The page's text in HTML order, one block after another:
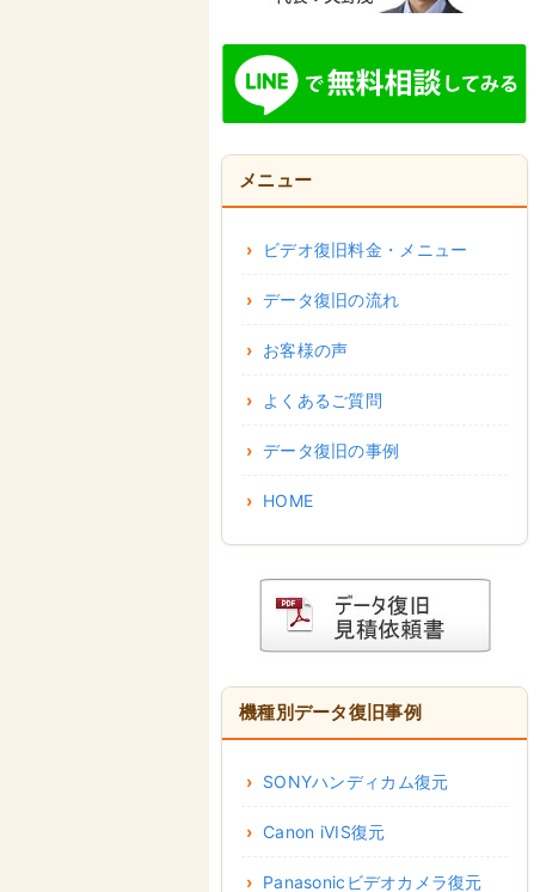
メニュー
ビデオ復旧料金・メニュー
データ復旧の流れ
お客様の声
よくあるご質問
データ復旧の事例
HOME
機種別データ復旧事例
SONYハンディカム復元
Canon iVIS復元
Panasonicビデオカメラ復元